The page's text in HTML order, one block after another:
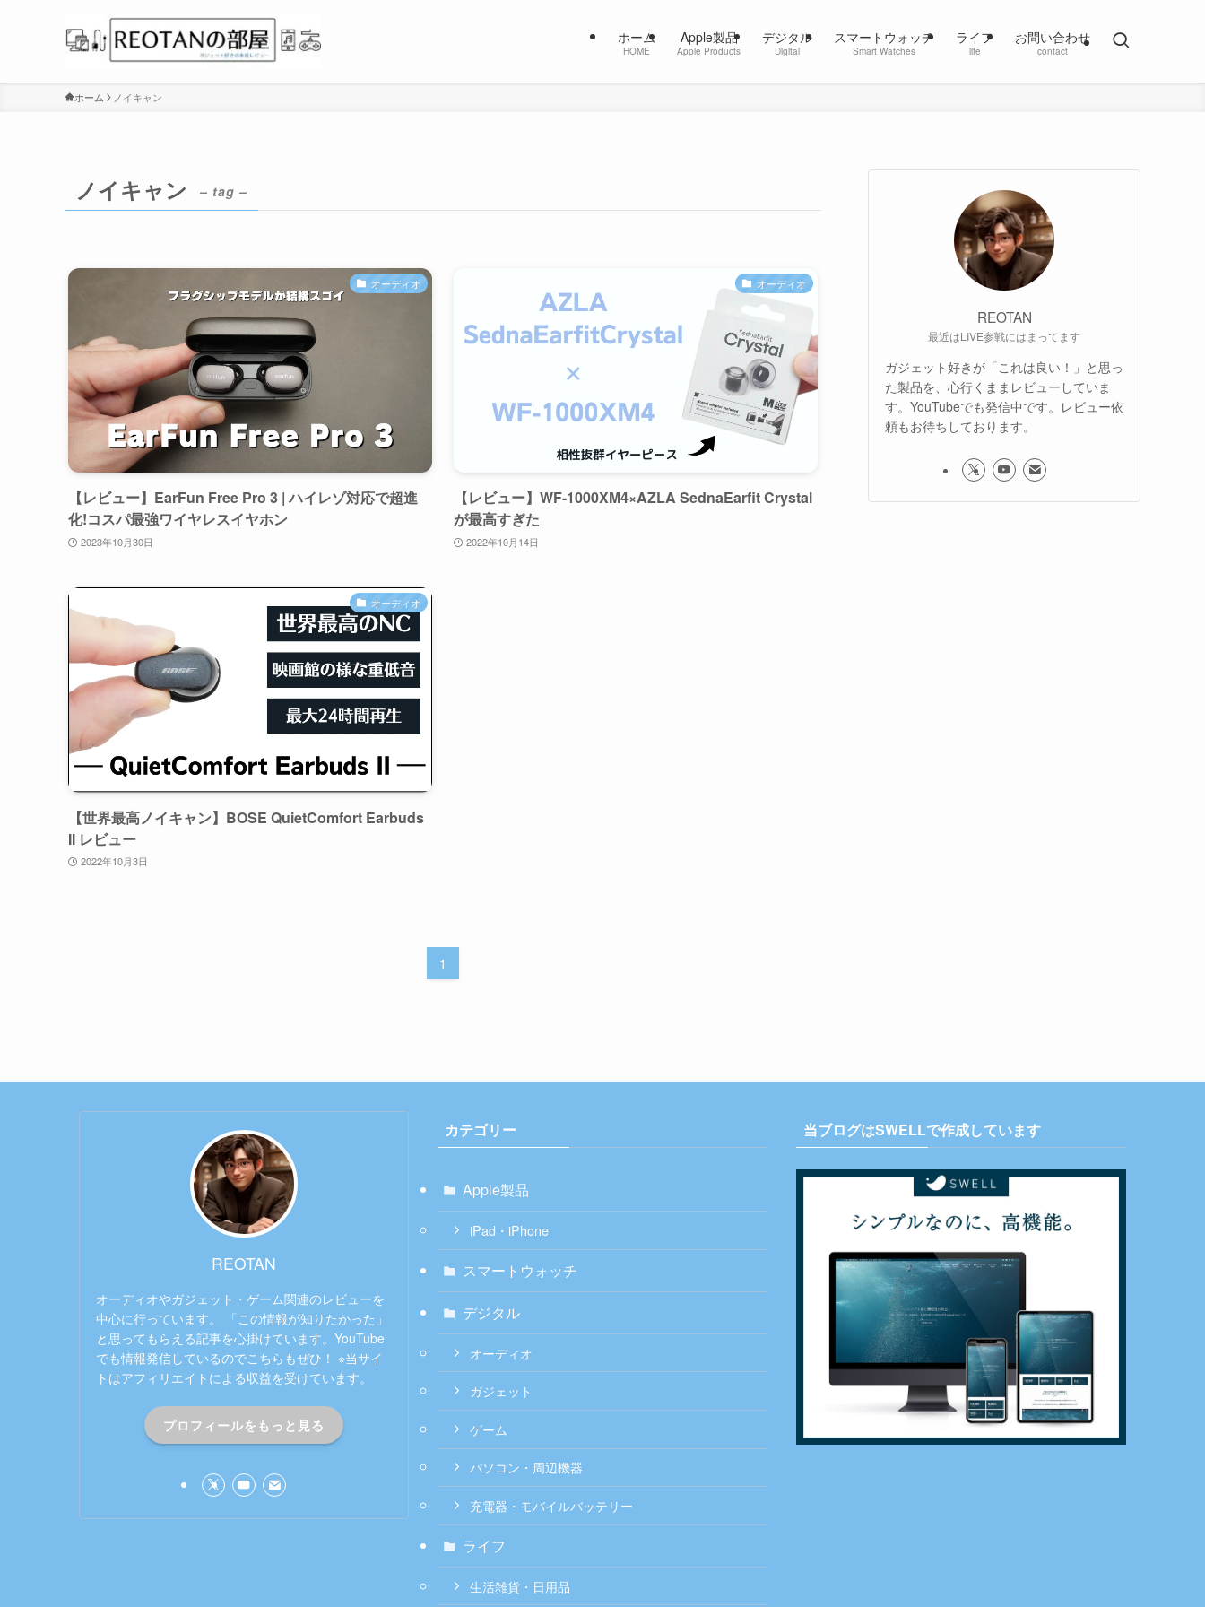
ホーム
HOME
Apple製品
Apple Products
デジタル
Digital
スマートウォッチ
Smart Watches
ライフ
life
お問い合わせ
contact
ホーム ノイキャン
ノイキャン – tag –
オーディオ
【レビュー】EarFun Free Pro 3 | ハイレゾ対応で超進
化!コスパ最強ワイヤレスイヤホン
2023年10月30日
オーディオ
【レビュー】WF-1000XM4×AZLA SednaEarfit Crystal
が最高すぎた
2022年10月14日
オーディオ
【世界最高ノイキャン】BOSE QuietComfort Earbuds
II レビュー
2022年10月3日
1
REOTAN
最近はLIVE参戦にはまってます
ガジェット好きが「これは良い！」と思っ
た製品を、心行くままレビューしていま
す。YouTubeでも発信中です。レビュー依
頼もお待ちしております。
REOTAN
オーディオやガジェット・ゲーム関連のレビューを
中心に行っています。 「この情報が知りたかった」
と思ってもらえる記事を心掛けています。YouTube
でも情報発信しているのでこちらもぜひ！ ※当サイ
トはアフィリエイトによる収益を受けています。
プロフィールをもっと見る
カテゴリー
Apple製品
iPad・iPhone
スマートウォッチ
デジタル
オーディオ
ガジェット
ゲーム
パソコン・周辺機器
充電器・モバイルバッテリー
ライフ
生活雑貨・日用品
当ブログはSWELLで作成しています